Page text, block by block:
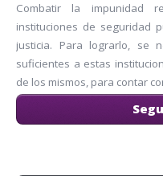
Combatir la impunidad
instituciones de seguridad
justicia. Para lograrlo, se
suficientes a estas
de los mismos, para contar